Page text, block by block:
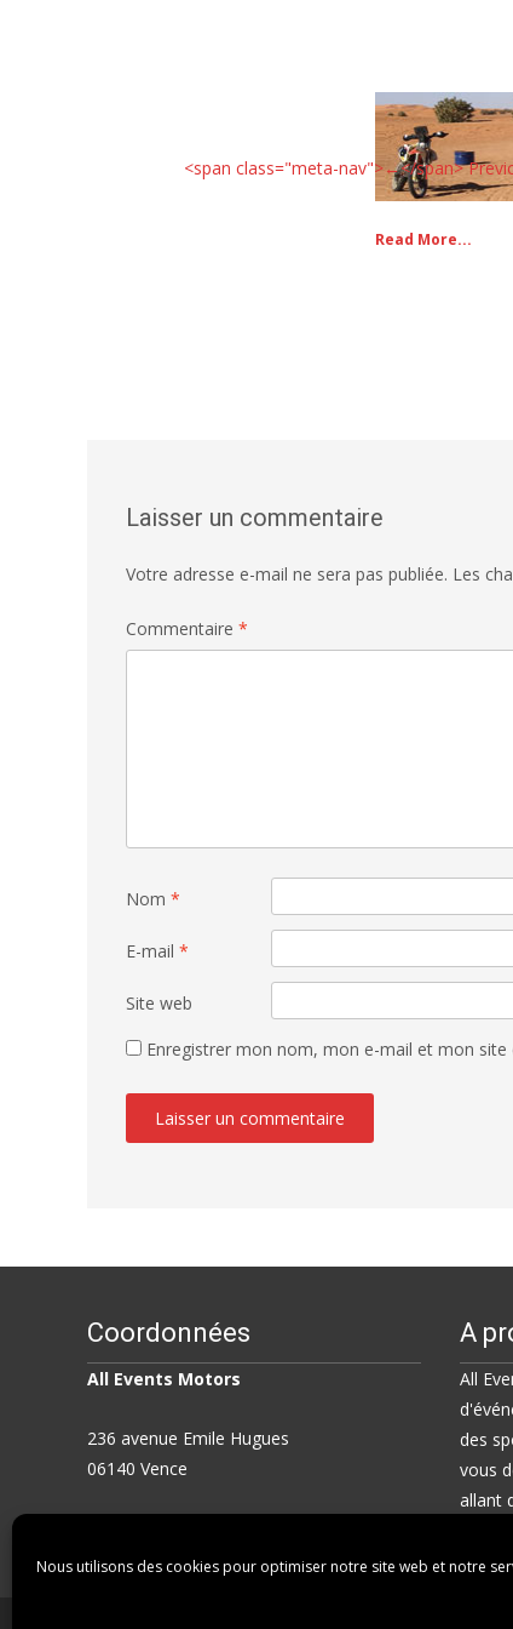
Nous utilisons des cookies pour optimiser notre site web et notre
<span class="meta-nav">←</span>
Read More...
Laisser un commentaire
Votre adresse e-mail ne sera pas publiée. Les
Commentaire *
Nom *
E-mail *
Site web
Enregistrer mon nom, mon e-mail et mon
Coordonnées
All Events Motors
236 avenue Emile Hugues
06140 Vence
A
All
des
vous
allant